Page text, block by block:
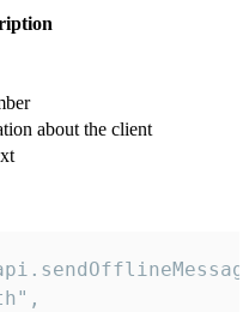
about the client